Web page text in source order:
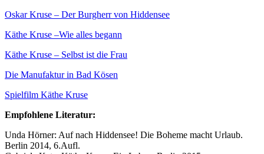
Oskar Kruse – Der Burgherr von Hiddensee
Käthe Kruse –Wie alles begann
Käthe Kruse – Selbst ist die Frau
Die Manufaktur in Bad Kösen
Spielfilm Käthe Kruse
Empfohlene Literatur:
Unda Hörner: Auf nach Hiddensee! Die Boheme macht Urlaub.
Berlin 2014, 6.Aufl.